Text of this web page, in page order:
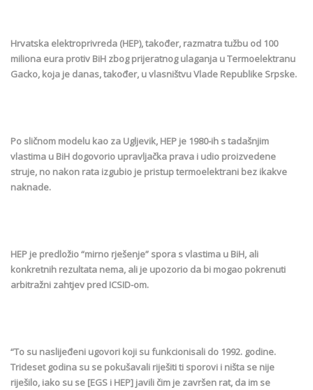
Hrvatska elektroprivreda (HEP), također, razmatra tužbu od 100
miliona eura protiv BiH zbog prijeratnog ulaganja u Termoelektranu
Gacko, koja je danas, također, u vlasništvu Vlade Republike Srpske.
Po sličnom modelu kao za Ugljevik, HEP je 1980-ih s tadašnjim
vlastima u BiH dogovorio upravljačka prava i udio proizvedene
struje, no nakon rata izgubio je pristup termoelektrani bez ikakve
naknade.
HEP je predložio “mirno rješenje” spora s vlastima u BiH, ali
konkretnih rezultata nema, ali je upozorio da bi mogao pokrenuti
arbitražni zahtjev pred ICSID-om.
“To su naslijeđeni ugovori koji su funkcionisali do 1992. godine.
Trideset godina su se pokušavali riješiti ti sporovi i ništa se nije
riješilo, iako su se [EGS i HEP] javili čim je završen rat, da im se